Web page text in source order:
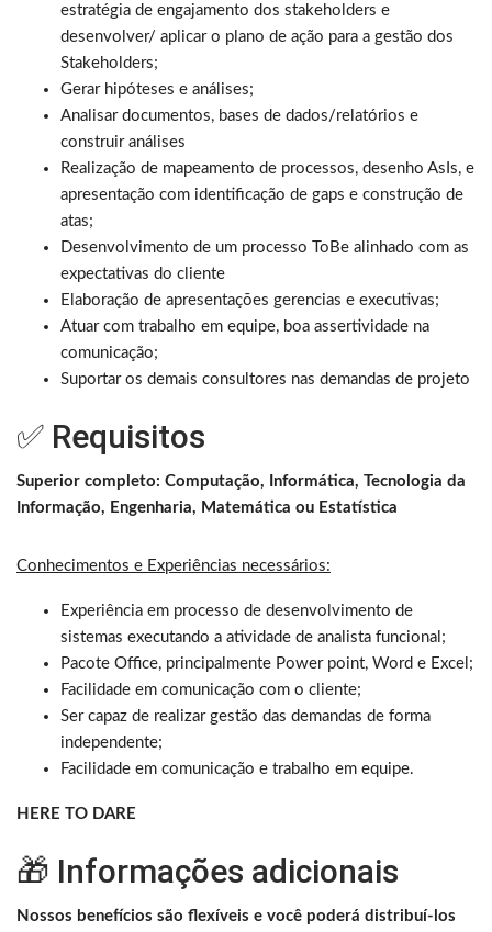
estratégia de engajamento dos stakeholders e
desenvolver/ aplicar o plano de ação para a gestão dos
Stakeholders;
Gerar hipóteses e análises;
Analisar documentos, bases de dados/relatórios e
construir análises
Realização de mapeamento de processos, desenho AsIs, e
apresentação com identificação de gaps e construção de
atas;
Desenvolvimento de um processo ToBe alinhado com as
expectativas do cliente
Elaboração de apresentações gerencias e executivas;
Atuar com trabalho em equipe, boa assertividade na
comunicação;
Suportar os demais consultores nas demandas de projeto
✅ Requisitos
Superior completo: Computação, Informática, Tecnologia da
Informação, Engenharia, Matemática ou Estatística
Conhecimentos e Experiências necessários:
Experiência em processo de desenvolvimento de
sistemas executando a atividade de analista funcional;
Pacote Office, principalmente Power point, Word e Excel;
Facilidade em comunicação com o cliente;
Ser capaz de realizar gestão das demandas de forma
independente;
Facilidade em comunicação e trabalho em equipe.
HERE TO DARE
🎁 Informações adicionais
Nossos benefícios são flexíveis e você poderá distribuí-los